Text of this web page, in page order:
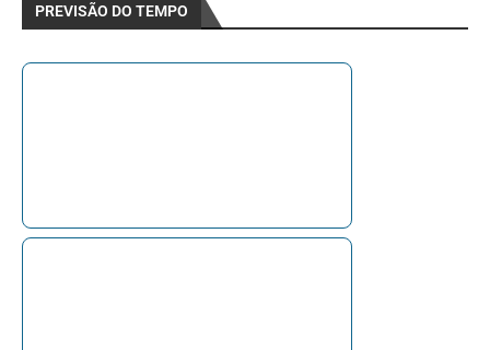
PREVISÃO DO TEMPO